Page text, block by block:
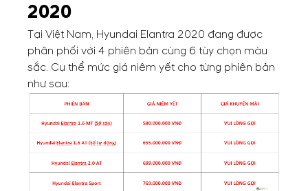
2020
Tại Việt Nam, Hyundai Elantra 2020 đang được
phân phối với 4 phiên bản cùng 6 tùy chọn màu
sắc. Cụ thể mức giá niêm yết cho từng phiên bản
như sau: